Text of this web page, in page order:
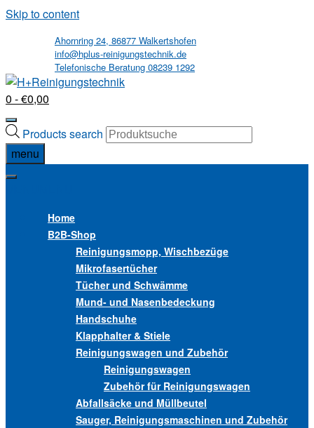
Skip to content
Ahornring 24, 86877 Walkertshofen
info@hplus-reinigungstechnik.de
Telefonische Beratung 08239 1292
0 - €0,00
Products search
menu
Home
B2B-Shop
Reinigungsmopp, Wischbezüge
Mikrofasertücher
Tücher und Schwämme
Mund- und Nasenbedeckung
Handschuhe
Klapphalter & Stiele
Reinigungswagen und Zubehör
Reinigungswagen
Zubehör für Reinigungswagen
Abfallsäcke und Müllbeutel
Sauger, Reinigungsmaschinen und Zubehör